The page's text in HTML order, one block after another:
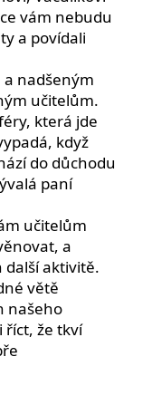
vám nebudu
a povídali
a nadšeným
učitelům.
která jde
když
do důchodu
paní
učitelům
a
další aktivitě.
větě
našeho
říct, že tkví